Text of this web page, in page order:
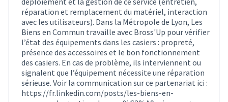
réparation et remplacement du matériel, interaction
avec les utilisateurs). Dans la Métropole de Lyon, Les
Biens en Commun travaille avec Bross'Up pour vérifier
l’état des équipements dans les casiers : propreté,
présence des accessoires et le bon fonctionnement
des casiers. En cas de problème, ils interviennent ou
signalent que l’équipement nécessite une réparation
sérieuse. Voir la communication sur ce partenariat ici :
https://fr.linkedin.com/posts/les-biens-en-